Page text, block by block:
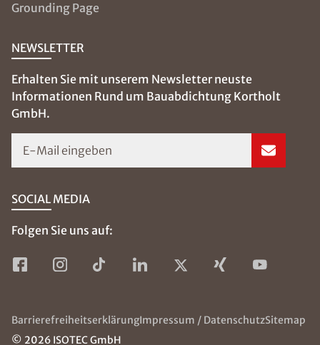
Grounding Page
NEWSLETTER
Erhalten Sie mit unserem Newsletter neuste
Informationen Rund um Bauabdichtung Kortholt
GmbH.
E-Mail eingeben
SOCIAL MEDIA
Folgen Sie uns auf:
BarrierefreiheitserklärungImpressum / DatenschutzSitemap
© 2026 ISOTEC GmbH